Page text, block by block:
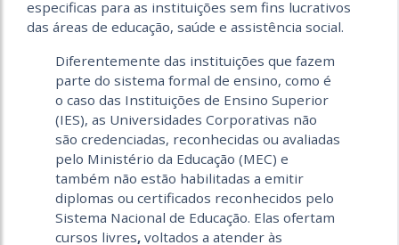
especificas para as instituições sem fins lucrativos
das áreas de educação, saúde e assistência social.
Diferentemente das instituições que fazem
parte do sistema formal de ensino, como é
o caso das Instituições de Ensino Superior
(IES), as Universidades Corporativas não
são credenciadas, reconhecidas ou avaliadas
pelo Ministério da Educação (MEC) e
também não estão habilitadas a emitir
diplomas ou certificados reconhecidos pelo
Sistema Nacional de Educação. Elas ofertam
cursos livres, voltados a atender às